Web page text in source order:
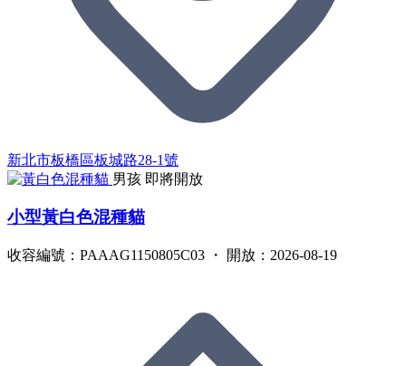
新北市板橋區板城路28-1號
男孩 即將開放
小型黃白色混種貓
收容編號：PAAAG1150805C03 ・ 開放：2026-08-19